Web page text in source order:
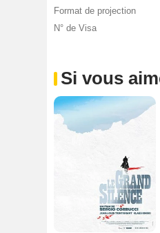
Format de projection
N° de Visa
Si vous